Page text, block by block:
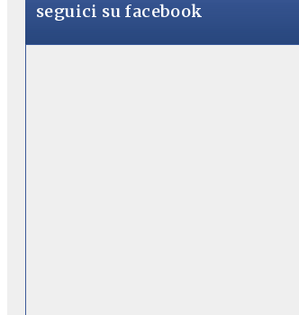
seguici su facebook